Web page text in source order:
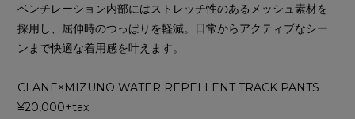
ベンチレーション内部にはストレッチ性のあるメッシュ素材を
採用し、屈伸時のつっぱりを軽減。日常からアクティブなシー
ンまで快適な着用感を叶えます。
CLANE×MIZUNO WATER REPELLENT TRACK PANTS
¥20,000+tax